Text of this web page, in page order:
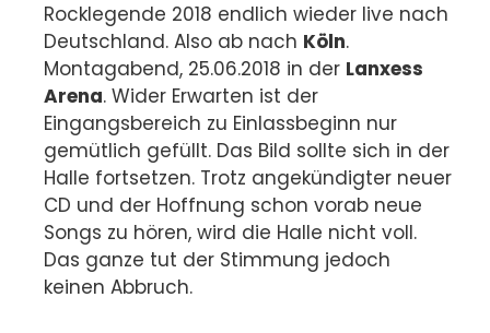
Rocklegende 2018 endlich wieder live nach
Deutschland. Also ab nach Köln.
Montagabend, 25.06.2018 in der Lanxess
Arena. Wider Erwarten ist der
Eingangsbereich zu Einlassbeginn nur
gemütlich gefüllt. Das Bild sollte sich in der
Halle fortsetzen. Trotz angekündigter neuer
CD und der Hoffnung schon vorab neue
Songs zu hören, wird die Halle nicht voll.
Das ganze tut der Stimmung jedoch
keinen Abbruch.